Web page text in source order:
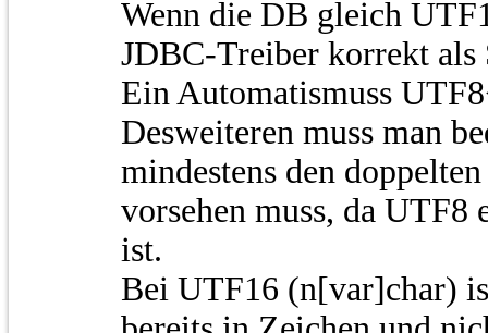
Wenn die DB gleich
JDBC-Treiber korrekt
Ein Automatismuss
Desweiteren muss man
mindestens den
vorsehen muss, da UTF8
ist.
Bei UTF16 (n[var]char)